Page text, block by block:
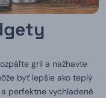
gril a nažhavte
byť lepšie ako teplý
perfektne vychladené